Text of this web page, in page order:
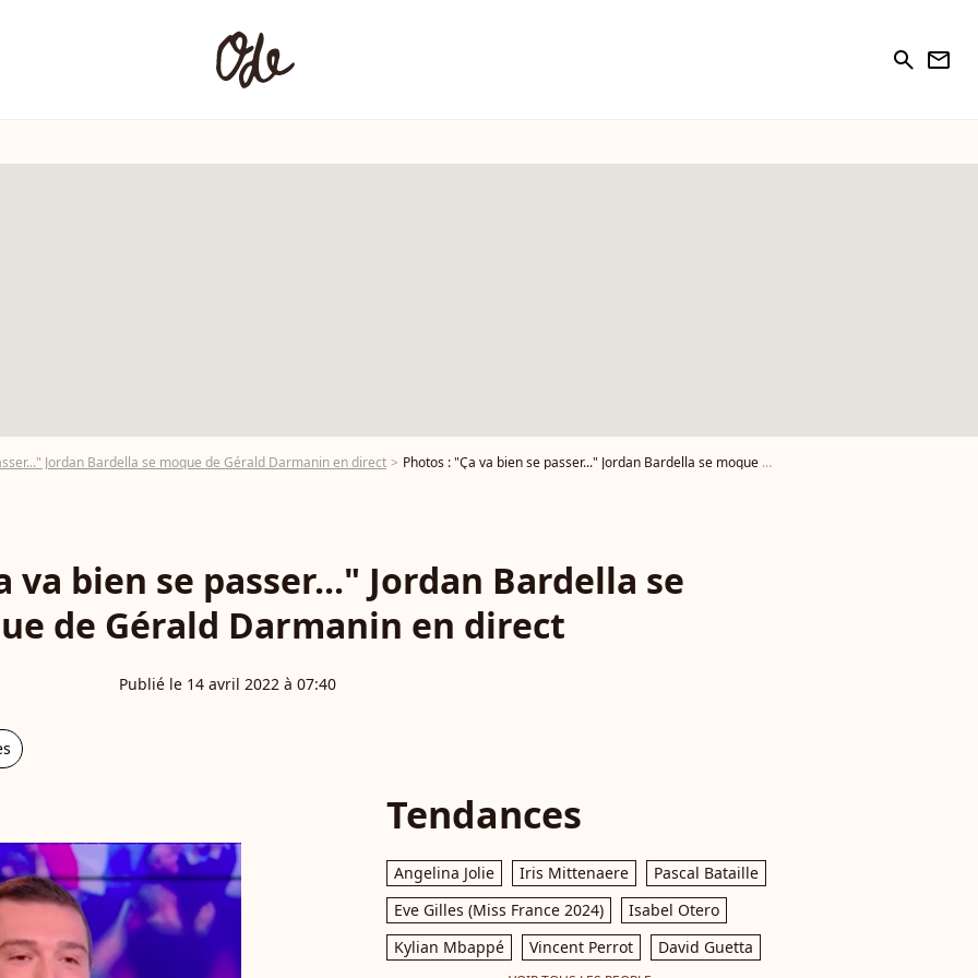
search newsletter
Jordan Bardella se moque de Gérald Darmanin en direct Photos : "Ça va bien se passer..." Jordan Bardella se moque de Gérald Darmanin en direct
va bien se passer..." Jordan Bardella se
de Gérald Darmanin en direct
Publié le 14 avril 2022 à 07:40
Tendances
Angelina Jolie Iris Mittenaere
Pascal Bataille
Eve Gilles (Miss France 2024)
Isabel Otero
Kylian Mbappé
Vincent Perrot David Guetta